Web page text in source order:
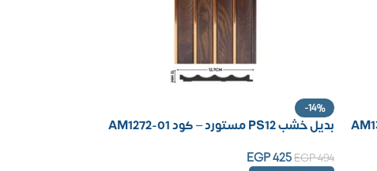
-14%
بديل خشب PS12 مستورد – كود AM1272-01
EGP494
EGP425